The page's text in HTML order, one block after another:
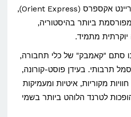
את נשימתו כאשר האוריינט אקספרס (Orient Express),
ביותר בהיסטוריה,
מתמיד.
סתם "קאמבק" של כלי תחבורה,
תרבותי. בעידן פוסט-קורונה,
מקוריות, איטיות ומעמיקות
לטרנד הלוהט ביותר בשמי